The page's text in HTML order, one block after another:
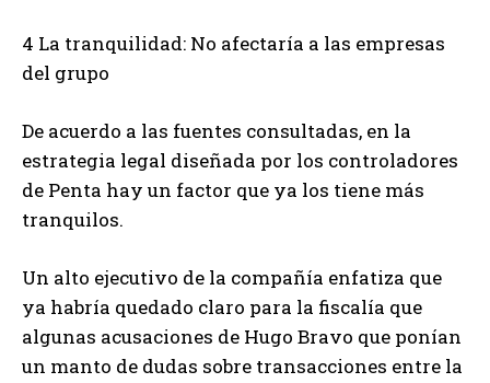
4 La tranquilidad: No afectaría a las empresas
del grupo
De acuerdo a las fuentes consultadas, en la
estrategia legal diseñada por los controladores
de Penta hay un factor que ya los tiene más
tranquilos.
Un alto ejecutivo de la compañía enfatiza que
ya habría quedado claro para la fiscalía que
algunas acusaciones de Hugo Bravo que ponían
un manto de dudas sobre transacciones entre la